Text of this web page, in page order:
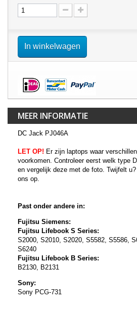
In winkelwagen
MEER INFORMATIE
DC Jack PJ046A
LET OP! Er zijn laptops waar
voorkomen. Controleer eerst welk type
en vergelijk deze met de foto. Twijfelt
ons op.
Past onder andere in:
Fujitsu Siemens:
Fujitsu Lifebook S Series:
S2000, S2010, S2020, S5582, S5586,
S6240
Fujitsu Lifebook B Series:
B2130, B2131
Sony:
Sony PCG-731